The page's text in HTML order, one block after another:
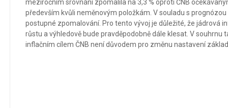
meziročním srovnání zpomalila na 3,3 % oproti ČNB
především kvůli neměnovým položkám. V souladu s prognózou
postupné zpomalování. Pro tento vývoj je důležité, že jádrová
růstu a výhledově bude pravděpodobně dále klesat. V souhrnu
inflačním cílem ČNB není důvodem pro změnu nastavení